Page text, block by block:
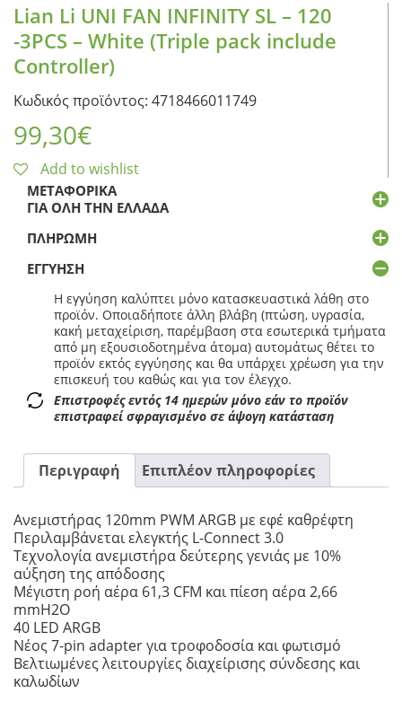
Lian Li UNI FAN INFINITY SL – 120
-3PCS – White (Triple pack include
Controller)
Κωδικός προϊόντος: 4718466011749
99,30€
Add to wishlist
ΜΕΤΑΦΟΡΙΚΆ
ΓΙΑ ΌΛΗ ΤΗΝ ΕΛΛΆΔΑ
ΠΛΗΡΩΜΉ
ΕΓΓΎΗΣΗ
Η εγγύηση καλύπτει μόνο κατασκευαστικά λάθη στο
προϊόν. Οποιαδήποτε άλλη βλάβη (πτώση, υγρασία,
κακή μεταχείριση, παρέμβαση στα εσωτερικά τμήματα
από μη εξουσιοδοτημένα άτομα) αυτομάτως θέτει το
προϊόν εκτός εγγύησης και θα υπάρχει χρέωση για την
επισκευή του καθώς και για τον έλεγχο.
Επιστροφές εντός 14 ημερών μόνο εάν το προϊόν
επιστραφεί σφραγισμένο σε άψογη κατάσταση
Περιγραφή Επιπλέον πληροφορίες
Ανεμιστήρας 120mm PWM ARGB με εφέ καθρέφτη
Περιλαμβάνεται ελεγκτής L-Connect 3.0
Τεχνολογία ανεμιστήρα δεύτερης γενιάς με 10%
αύξηση της απόδοσης
Μέγιστη ροή αέρα 61,3 CFM και πίεση αέρα 2,66
mmH2O
40 LED ARGB
Νέος 7-pin adapter για τροφοδοσία και φωτισμό
Βελτιωμένες λειτουργίες διαχείρισης σύνδεσης και
καλωδίων